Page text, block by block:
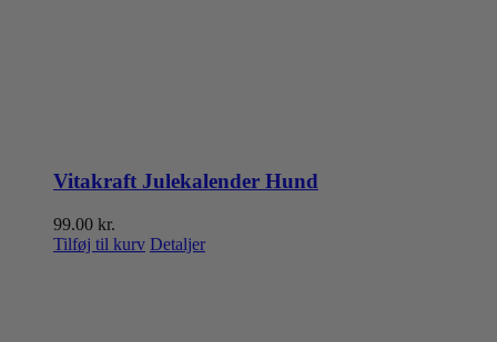
Vitakraft Julekalender Hund
99.00 kr.
Tilføj til kurv Detaljer